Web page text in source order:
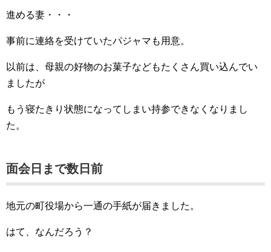
進める妻・・・
事前に連絡を受けていたパジャマも用意。
以前は、母親の好物のお菓子などもたくさん買い込んでい
ましたが
もう寝たきり状態になってしまい持参できなくなりまし
た。
面会日まで数日前
地元の町役場から一通の手紙が届きました。
はて、なんだろう？